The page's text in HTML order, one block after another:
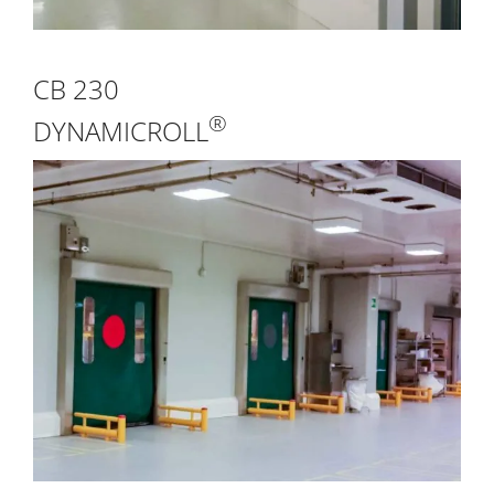
CB 230
DYNAMICROLL®